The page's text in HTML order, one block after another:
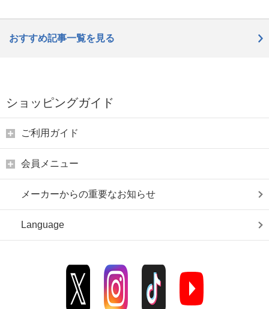
おすすめ記事一覧を見る
ショッピングガイド
ご利用ガイド
会員メニュー
メーカーからの重要なお知らせ
Language